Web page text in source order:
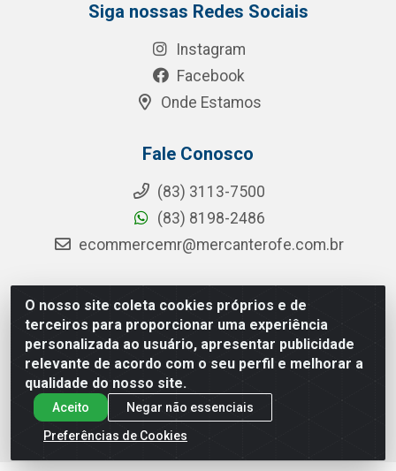
O nosso site coleta cookies próprios e de
terceiros para proporcionar uma experiência
personalizada ao usuário, apresentar publicidade
relevante de acordo com o seu perfil e melhorar a
qualidade do nosso site.
Aceito
Negar não essenciais
Preferências de Cookies
Siga nossas Redes Sociais
Instagram
Facebook
Onde Estamos
Fale Conosco
(83) 3113-7500
(83) 8198-2486
ecommercemr@mercanterofe.com.br
MR Distribuidora - Rua Hortêncio Ribeiro de Luna, 3777 -
Distrito Industrial, João Pessoa/PB - CEP 58081-400 -
CNPJ 35.428.312/0001-85